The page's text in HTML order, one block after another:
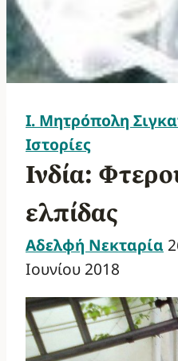
Ι. Μητρόπολη
Ιστορίες
Ινδία:
ελπίδας
Αδελφή Νεκταρία
Ιουνίου 2018